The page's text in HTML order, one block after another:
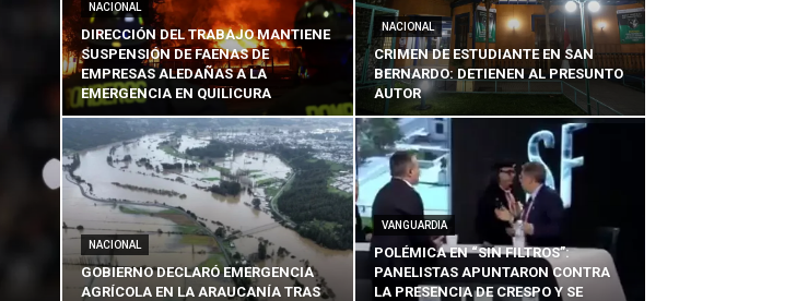
NACIONAL
DIRECCIÓN DEL TRABAJO MANTIENE
SUSPENSIÓN DE FAENAS DE
EMPRESAS ALEDAÑAS A LA
EMERGENCIA EN QUILICURA
NACIONAL
CRIMEN DE ESTUDIANTE EN SAN
BERNARDO: DETIENEN AL PRESUNTO
AUTOR
NACIONAL
GOBIERNO DECLARÓ EMERGENCIA
AGRÍCOLA EN LA ARAUCANÍA TRAS
VANGUARDIA
POLÉMICA EN “SIN FILTROS”:
PANELISTAS APUNTARON CONTRA
LA PRESENCIA DE CRESPO Y SE